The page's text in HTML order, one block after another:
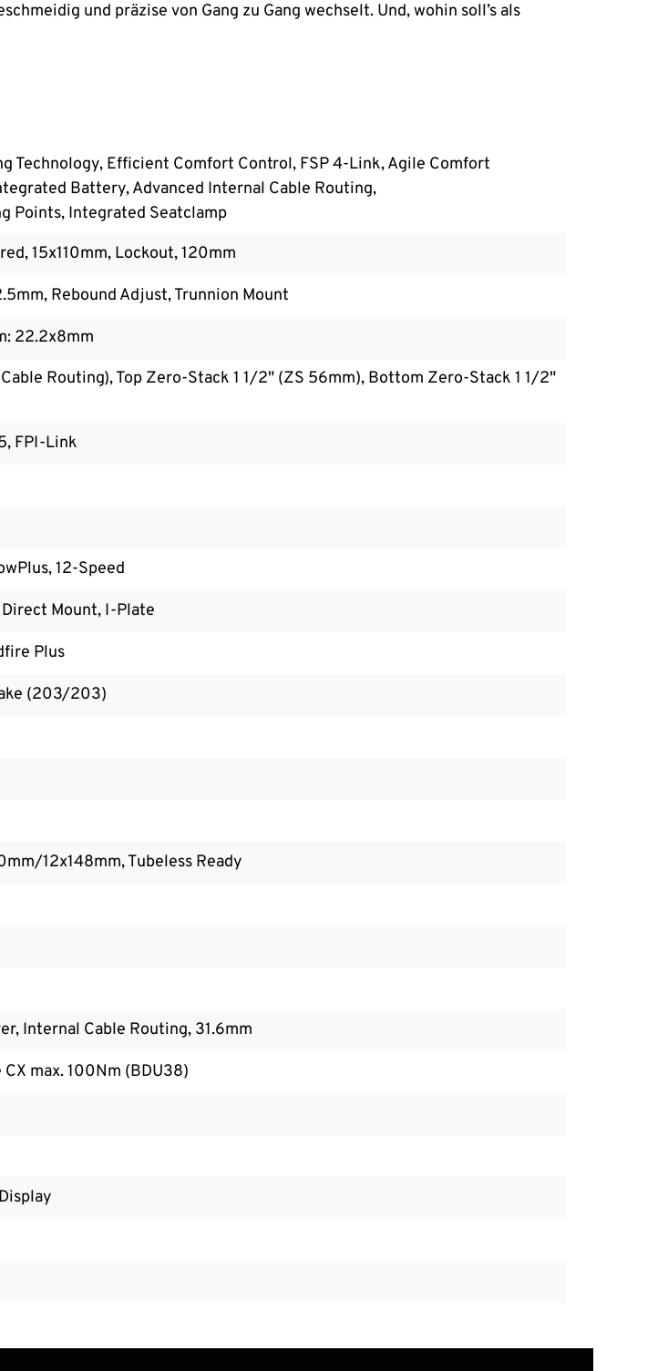
und präzise von Gang zu Gang wechselt. Und, wohin soll’s als
Technology, Efficient Comfort Control, FSP 4-Link, Agile Comfort
Battery, Advanced Internal Cable Routing,
Points, Integrated Seatclamp
15x110mm, Lockout, 120mm
Rebound Adjust, Trunnion Mount
22.2x8mm
Routing), Top Zero-Stack 1 1/2" (ZS 56mm), Bottom Zero-Stack 1 1/2"
FPI-Link
12-Speed
Mount, I-Plate
Plus
(203/203)
12x148mm, Tubeless Ready
Internal Cable Routing, 31.6mm
max. 100Nm (BDU38)